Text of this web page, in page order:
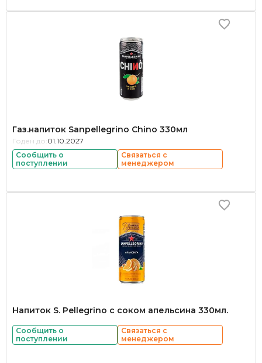
Газ.напиток Sanpellegrino Chino 330мл
Годен до: 01.10.2027
Сообщить о
поступлении
Связаться с
менеджером
Напиток S. Pellegrino с соком апельсина 330мл.
Сообщить о
поступлении
Связаться с
менеджером